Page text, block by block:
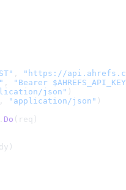
, " https://
,
"Bearer
json" )
, "application/json" )
Do (req)